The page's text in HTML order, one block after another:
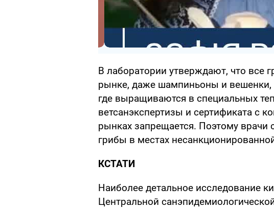
В лаборатории утверждают, что все
рынке, даже шампиньоны и вешенки,
где выращиваются в специальных
ветсанэкспертизы и сертификата с
рынках запрещается. Поэтому врачи
грибы в местах
КСТАТИ
Наиболее детальное исследование
Центральной